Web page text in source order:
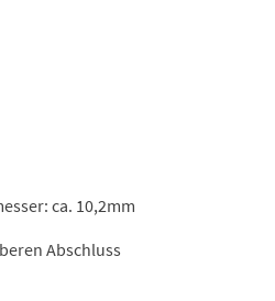
ca. 10,2mm
Abschluss